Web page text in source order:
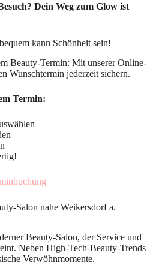
Dein Weg zum Glow ist
kann Schönheit sein!
Beauty-Termin: Mit unserer Online-
Wunschtermin jederzeit sichern.
Termin:
Salon nahe Weikersdorf a.
Beauty-Salon, der Service und
Neben High-Tech-Beauty-Trends
Verwöhnmomente.